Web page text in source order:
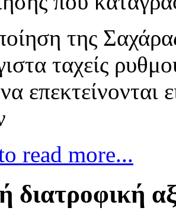
της
ταχείς
read more...